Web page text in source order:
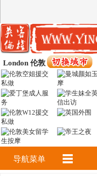
London 伦敦
导航菜单